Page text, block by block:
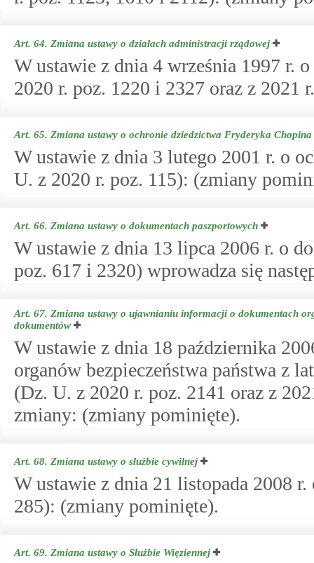
Art. 64. Zmiana ustawy o działach administracji rządowej
W ustawie z dnia 4 września 1997 r.
2020 r. poz. 1220 i 2327 oraz z 2021
Art. 65. Zmiana ustawy o ochronie dziedzictwa Fryderyka Chopina
W ustawie z dnia 3 lutego 2001 r. o
U. z 2020 r. poz. 115): (zmiany
Art. 66. Zmiana ustawy o dokumentach paszportowych
W ustawie z dnia 13 lipca 2006 r. o
poz. 617 i 2320) wprowadza się
Art. 67. Zmiana ustawy o ujawnianiu informacji o dokumentach
dokumentów
W ustawie z dnia 18 października
organów bezpieczeństwa państwa z
(Dz. U. z 2020 r. poz. 2141 oraz z
zmiany: (zmiany pominięte).
Art. 68. Zmiana ustawy o służbie cywilnej
W ustawie z dnia 21 listopada 2008
285): (zmiany pominięte).
Art. 69. Zmiana ustawy o Służbie Więziennej